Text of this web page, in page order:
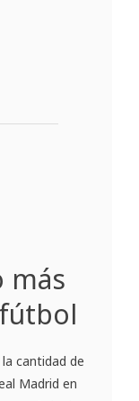
más
cantidad de
Madrid en